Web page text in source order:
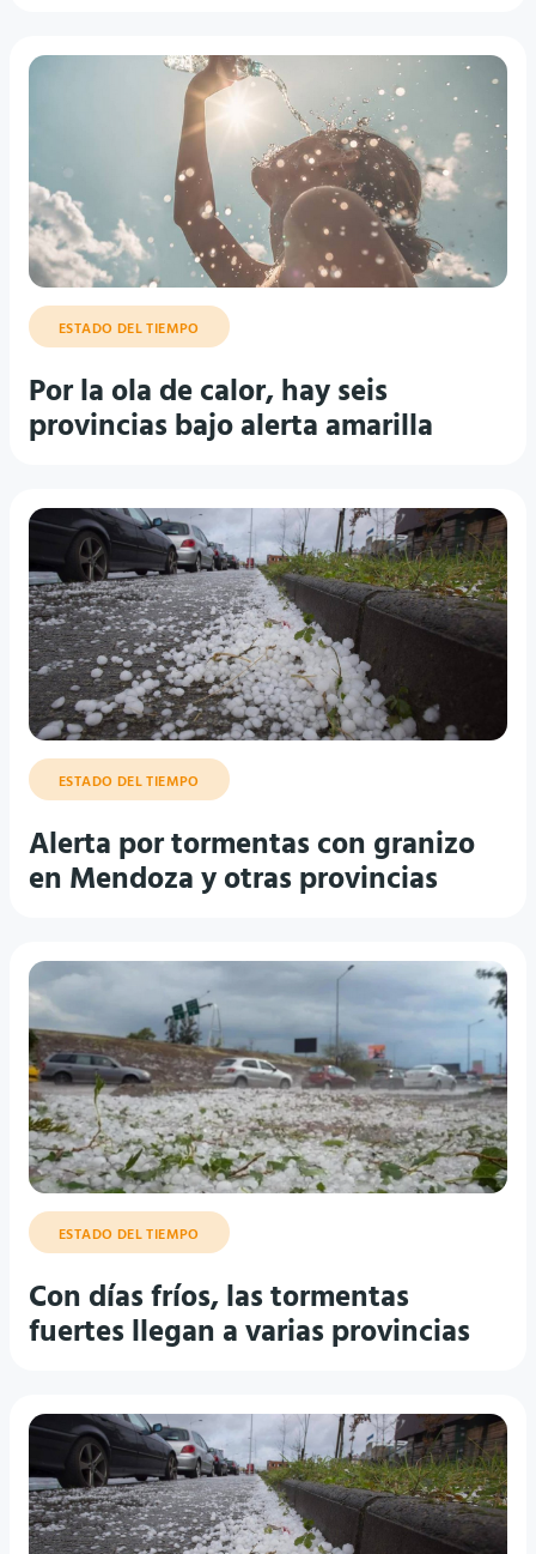
ESTADO DEL TIEMPO
Por la ola de calor, hay seis
provincias bajo alerta amarilla
ESTADO DEL TIEMPO
Alerta por tormentas con granizo
en Mendoza y otras provincias
ESTADO DEL TIEMPO
Con días fríos, las tormentas
fuertes llegan a varias provincias